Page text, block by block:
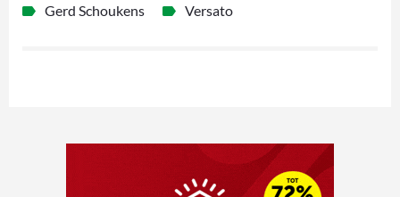
Gerd Schoukens
Versato